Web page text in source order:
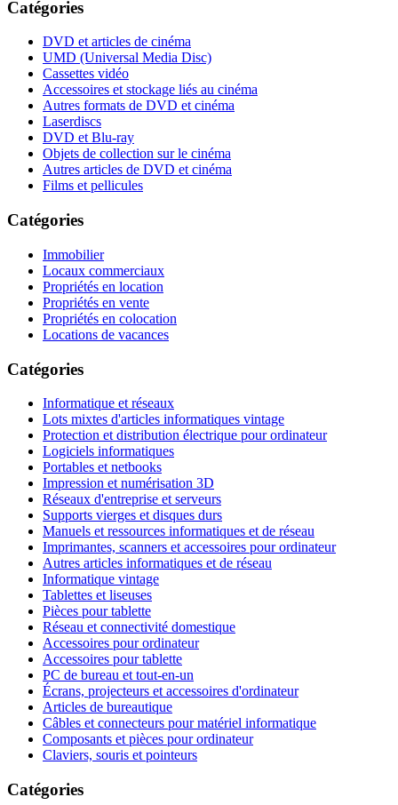
Catégories
DVD et articles de cinéma
UMD (Universal Media Disc)
Cassettes vidéo
Accessoires et stockage liés au cinéma
Autres formats de DVD et cinéma
Laserdiscs
DVD et Blu-ray
Objets de collection sur le cinéma
Autres articles de DVD et cinéma
Films et pellicules
Catégories
Immobilier
Locaux commerciaux
Propriétés en location
Propriétés en vente
Propriétés en colocation
Locations de vacances
Catégories
Informatique et réseaux
Lots mixtes d'articles informatiques vintage
Protection et distribution électrique pour ordinateur
Logiciels informatiques
Portables et netbooks
Impression et numérisation 3D
Réseaux d'entreprise et serveurs
Supports vierges et disques durs
Manuels et ressources informatiques et de réseau
Imprimantes, scanners et accessoires pour ordinateur
Autres articles informatiques et de réseau
Informatique vintage
Tablettes et liseuses
Pièces pour tablette
Réseau et connectivité domestique
Accessoires pour ordinateur
Accessoires pour tablette
PC de bureau et tout-en-un
Écrans, projecteurs et accessoires d'ordinateur
Articles de bureautique
Câbles et connecteurs pour matériel informatique
Composants et pièces pour ordinateur
Claviers, souris et pointeurs
Catégories